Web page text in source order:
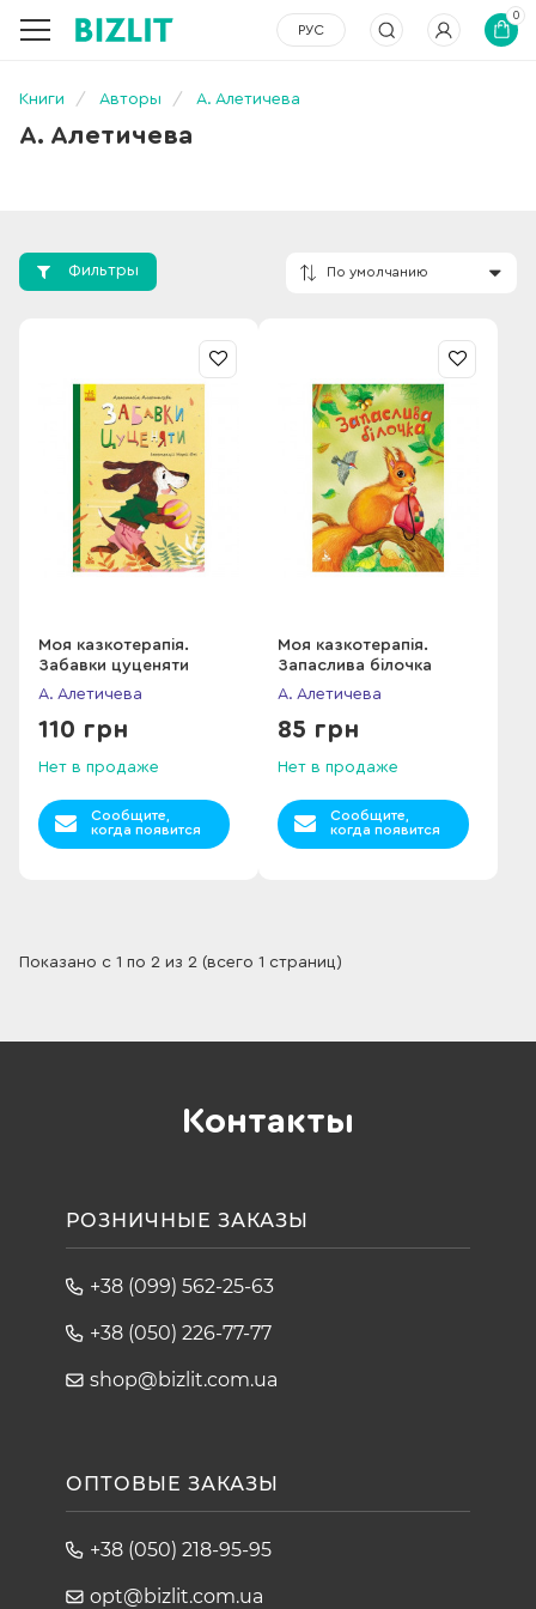
РУС
0
Книги Авторы А. Алетичева
А. Алетичева
Фильтры
Моя казкотерапія.
Забавки цуценяти
А. Алетичева
110 грн
Нет в продаже
Сообщите,
когда появится
Моя казкотерапія.
Запаслива білочка
А. Алетичева
85 грн
Нет в продаже
Сообщите,
когда появится
Показано с 1 по 2 из 2 (всего 1 страниц)
Контакты
РОЗНИЧНЫЕ ЗАКАЗЫ
+38 (099) 562-25-63
+38 (050) 226-77-77
shop@bizlit.com.ua
ОПТОВЫЕ ЗАКАЗЫ
+38 (050) 218-95-95
opt@bizlit.com.ua